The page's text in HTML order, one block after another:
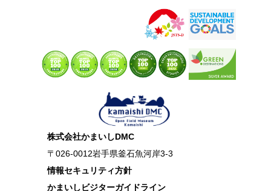
株式会社かまいしDMC
〒026-0012岩手県釜石魚河岸3-3
情報セキュリティ方針
かまいしビジターガイドライン